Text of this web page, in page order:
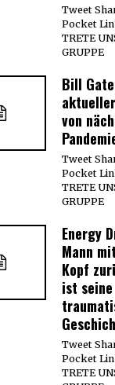
Tweet
Pocket
TRETE
GRUPPE
Bill
von
Tweet
Pocket
TRETE
GRUPPE
Energy
Mann
Kopf
ist seine
Tweet
Pocket
TRETE